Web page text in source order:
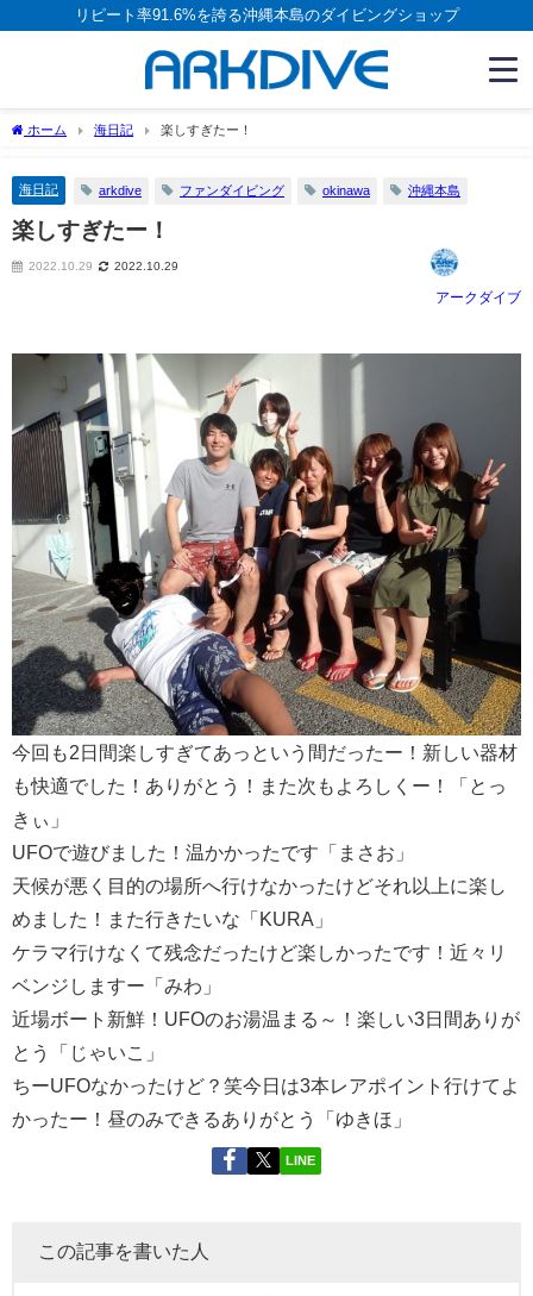
リピート率91.6%を誇る沖縄本島のダイビングショップ
ホーム 海日記 楽しすぎたー！
海日記 arkdive ファンダイビング okinawa 沖縄本島
楽しすぎたー！
2022.10.29 2022.10.29
アークダイブ
今回も2日間楽しすぎてあっという間だったー！新しい器材
も快適でした！ありがとう！また次もよろしくー！「とっ
きぃ」
UFOで遊びました！温かかったです「まさお」
天候が悪く目的の場所へ行けなかったけどそれ以上に楽し
めました！また行きたいな「KURA」
ケラマ行けなくて残念だったけど楽しかったです！近々リ
ベンジしますー「みわ」
近場ボート新鮮！UFOのお湯温まる～！楽しい3日間ありが
とう「じゃいこ」
ちーUFOなかったけど？笑今日は3本レアポイント行けてよ
かったー！昼のみできるありがとう「ゆきほ」
LINE
この記事を書いた人